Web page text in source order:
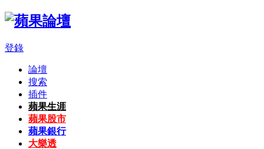
登錄
論壇
搜索
插件
蘋果生涯
蘋果股市
蘋果銀行
大樂透